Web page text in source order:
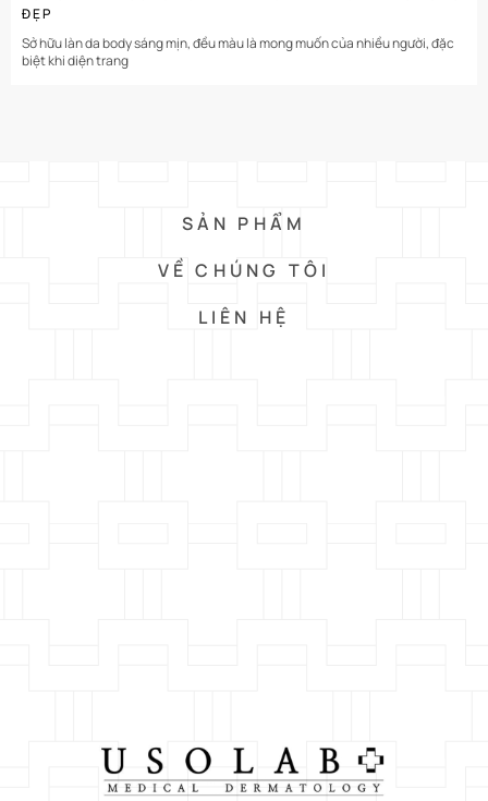
ĐẸP
Sở hữu làn da body sáng mịn, đều màu là mong muốn của nhiều người, đặc
biệt khi diện trang
SẢN PHẨM
VỀ CHÚNG TÔI
LIÊN HỆ